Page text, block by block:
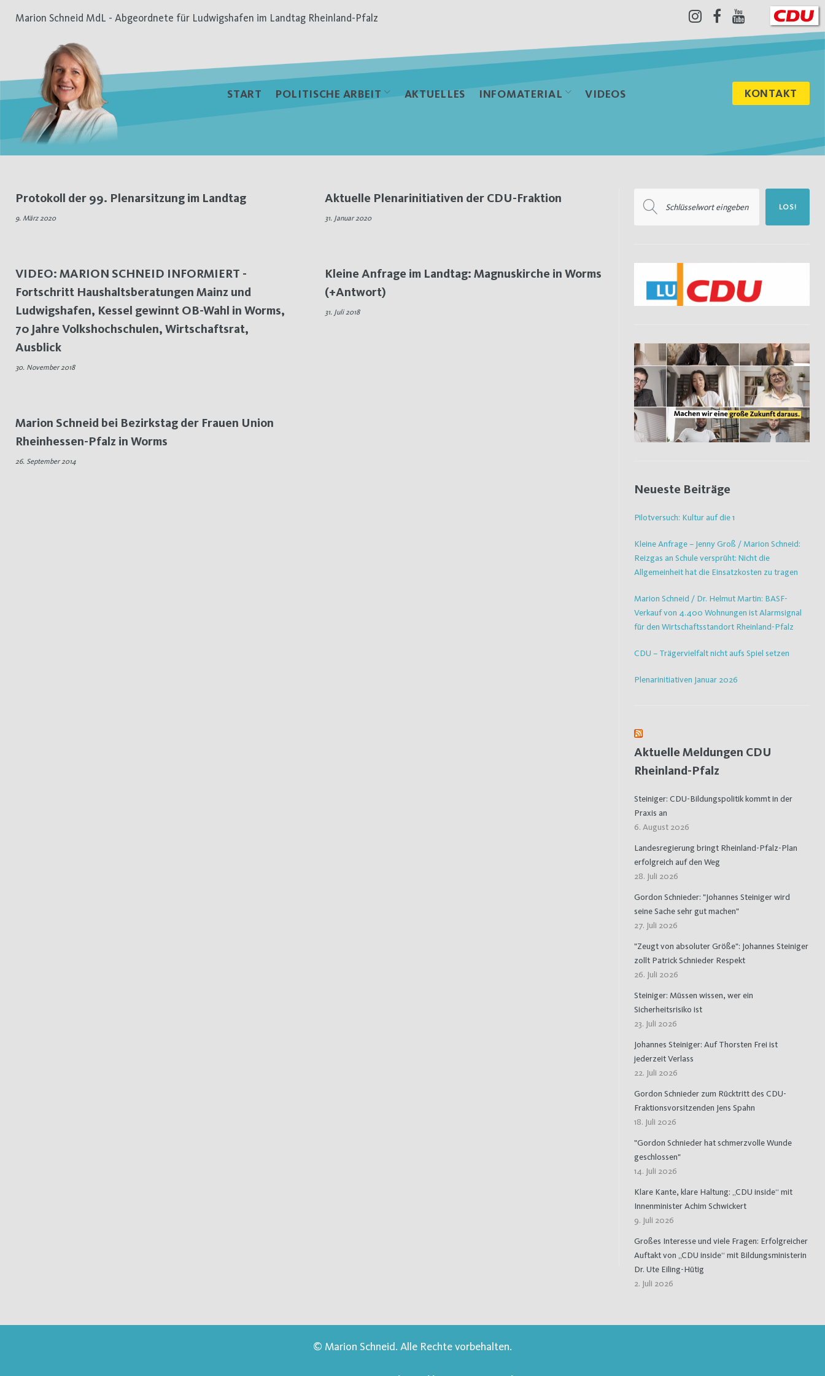
Inhalt
Marion Schneid MdL - Abgeordnete für Ludwigshafen im Landtag Rheinland-Pfalz
Instagram
Facebook
Youtube
START POLITISCHE ARBEIT AKTUELLES INFOMATERIAL VIDEOS KONTAKT
Schlagwort:
Worms
Protokoll der 99. Plenarsitzung im Landtag
9. März 2020
Aktuelle Plenarinitiativen der CDU-Fraktion
31. Januar 2020
VIDEO: MARION SCHNEID INFORMIERT -
Fortschritt Haushaltsberatungen Mainz und
Ludwigshafen, Kessel gewinnt OB-Wahl in Worms,
70 Jahre Volkshochschulen, Wirtschaftsrat,
Ausblick
30. November 2018
Kleine Anfrage im Landtag: Magnuskirche in Worms
(+Antwort)
31. Juli 2018
Marion Schneid bei Bezirkstag der Frauen Union
Rheinhessen-Pfalz in Worms
26. September 2014
nach:
LOS!
Neueste Beiträge
Pilotversuch: Kultur auf die 1
Kleine Anfrage – Jenny Groß / Marion Schneid:
Reizgas an Schule versprüht: Nicht die
Allgemeinheit hat die Einsatzkosten zu tragen
Marion Schneid / Dr. Helmut Martin: BASF-
Verkauf von 4.400 Wohnungen ist Alarmsignal
für den Wirtschaftsstandort Rheinland-Pfalz
CDU – Trägervielfalt nicht aufs Spiel setzen
Plenarinitiativen Januar 2026
Aktuelle Meldungen CDU
Rheinland-Pfalz
Steiniger: CDU-Bildungspolitik kommt in der
Praxis an
6. August 2026
Landesregierung bringt Rheinland-Pfalz-Plan
erfolgreich auf den Weg
28. Juli 2026
Gordon Schnieder: "Johannes Steiniger wird
seine Sache sehr gut machen"
27. Juli 2026
"Zeugt von absoluter Größe": Johannes Steiniger
zollt Patrick Schnieder Respekt
26. Juli 2026
Steiniger: Müssen wissen, wer ein
Sicherheitsrisiko ist
23. Juli 2026
Johannes Steiniger: Auf Thorsten Frei ist
jederzeit Verlass
22. Juli 2026
Gordon Schnieder zum Rücktritt des CDU-
Fraktionsvorsitzenden Jens Spahn
18. Juli 2026
"Gordon Schnieder hat schmerzvolle Wunde
geschlossen"
14. Juli 2026
Klare Kante, klare Haltung: „CDU inside“ mit
Innenminister Achim Schwickert
9. Juli 2026
Großes Interesse und viele Fragen: Erfolgreicher
Auftakt von „CDU inside“ mit Bildungsministerin
Dr. Ute Eiling-Hütig
2. Juli 2026
© Marion Schneid. Alle Rechte vorbehalten.